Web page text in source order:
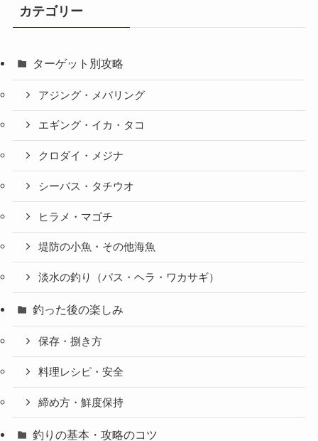
カテゴリー
ターゲット別攻略
アジング・メバリング
エギング・イカ・タコ
クロダイ・メジナ
シーバス・タチウオ
ヒラメ・マゴチ
堤防の小魚・その他海魚
淡水の釣り（バス・ヘラ・ワカサギ）
釣った後の楽しみ
保存・捌き方
料理レシピ・安全
締め方・鮮度保持
釣りの基本・攻略のコツ